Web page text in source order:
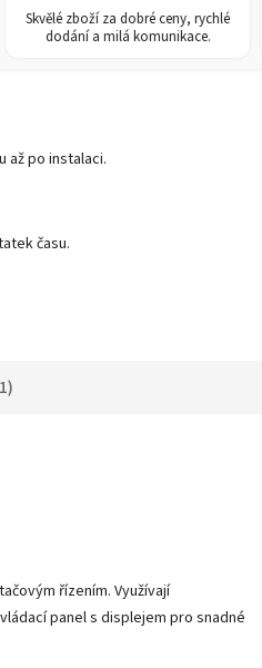
zboží za dobré ceny, rychlé
dodání a milá komunikace.
až po instalaci.
času.
řízením. Využívají
panel s displejem pro snadné